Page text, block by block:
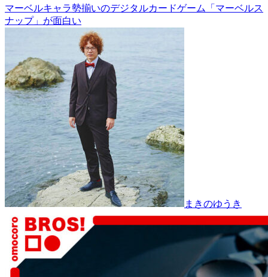
マーベルキャラ勢揃いのデジタルカードゲーム「マーベルス
ナップ」が面白い
まきのゆうき